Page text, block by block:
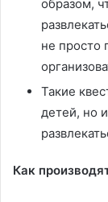
образом,
не просто
Такие
детей, но
Как